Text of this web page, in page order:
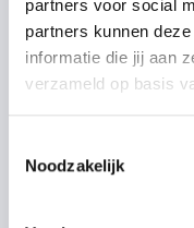
partners voor social
partners kunnen
informatie die jij aan
verzameld op basis
Noodzakelijk
Huis financieren
Huis taxeren